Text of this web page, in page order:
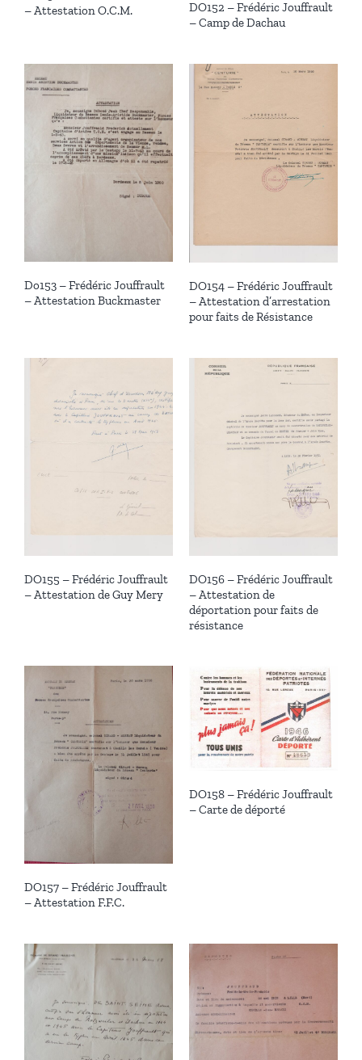
– Attestation O.C.M.
DO152 – Frédéric Jouffrault
– Camp de Dachau
Do153 – Frédéric Jouffrault
– Attestation Buckmaster
DO154 – Frédéric Jouffrault
– Attestation d’arrestation
pour faits de Résistance
DO155 – Frédéric Jouffrault
– Attestation de Guy Mery
DO156 – Frédéric Jouffrault
– Attestation de
déportation pour faits de
résistance
DO157 – Frédéric Jouffrault
– Attestation F.F.C.
DO158 – Frédéric Jouffrault
– Carte de déporté